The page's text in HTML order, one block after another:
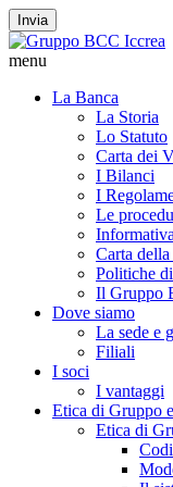
Invia
menu
La Banca
La Storia
Lo Statuto
Carta dei
I Bilanci
I
Le
Carta
Politiche
Il Gruppo
Dove siamo
La sede e
Filiali
I soci
I vantaggi
Etica di Gruppo
Etica di